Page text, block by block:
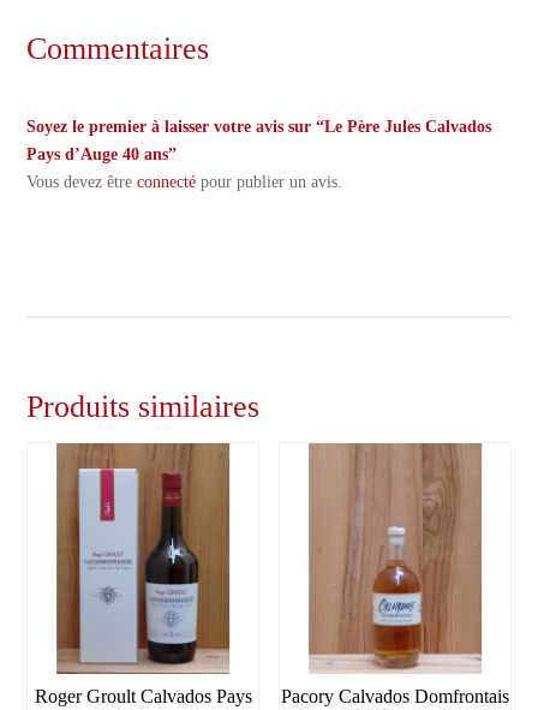
Commentaires
Soyez le premier à laisser votre avis sur “Le Père Jules Calvados
Pays d’Auge 40 ans”
Vous devez êtreconnecté pour publier un avis.
Produits similaires
Roger Groult Calvados Pays
Pacory Calvados Domfrontais